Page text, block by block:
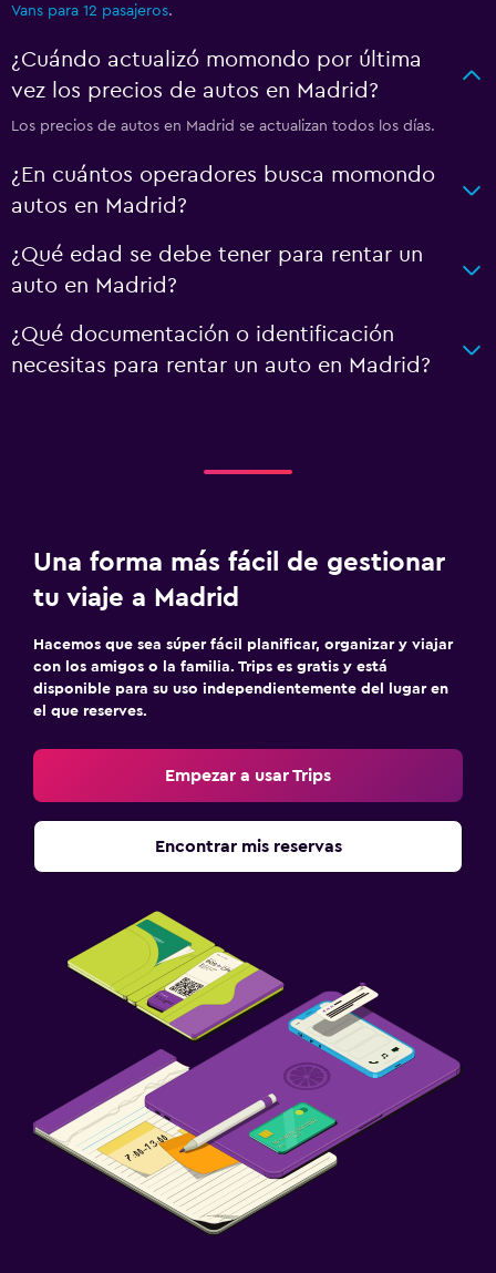
Vans para 12 pasajeros.
¿Cuándo actualizó momondo por última
vez los precios de autos en Madrid?
Los precios de autos en Madrid se actualizan todos los días.
¿En cuántos operadores busca momondo
autos en Madrid?
¿Qué edad se debe tener para rentar un
auto en Madrid?
¿Qué documentación o identificación
necesitas para rentar un auto en Madrid?
Una forma más fácil de gestionar
tu viaje a Madrid
Hacemos que sea súper fácil planificar, organizar y viajar
con los amigos o la familia. Trips es gratis y está
disponible para su uso independientemente del lugar en
el que reserves.
Empezar a usar Trips
Encontrar mis reservas